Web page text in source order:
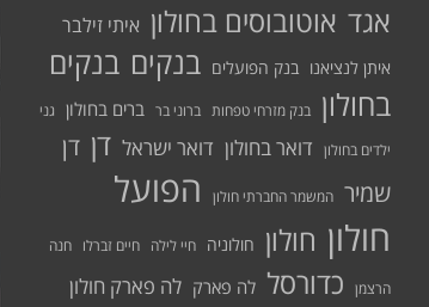
אגד אוטובוסים בחולון איתי זילבר
איתן לנציאנו בנק הפועלים בנקים בנקים
בחולון בנק מזרחי טפחות ברוני בר ברים בחולון גני
ילדים בחולון דואר בחולון דואר ישראל דן דן
שמיר המשמר החברתי חולון
הפועל
חולון חולון חולוניה חיי לילה חיים זברלו חנה
הרצמן כדורסל לה פארק לה פארק חולון